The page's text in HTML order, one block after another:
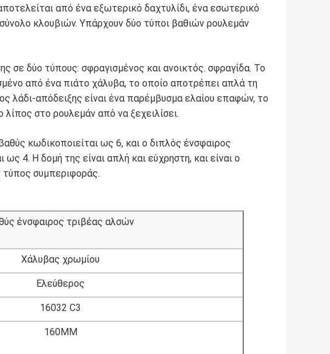
από ένα εξωτερικό δαχτυλίδι, ένα εσωτερικό
κλουβιών. Υπάρχουν δύο τύποι βαθιών ρουλεμάν
σε δύο τύπους: σφραγισμένος και ανοικτός. σφραγίδα. Το
από ένα πιάτο χάλυβα, το οποίο αποτρέπει απλά τη
λάδι-απόδειξης είναι ένα παρέμβυσμα ελαίου επαφών, το
στο ρουλεμάν από να ξεχειλίσει.
κωδικοποιείται ως 6, και ο διπλός ένσφαιρος
4. Η δομή της είναι απλή και εύχρηστη, και είναι ο
τύπος συμπεριφοράς.
ένσφαιρος τριβέας αλσών
Χάλυβας χρωμίου
Ελεύθερος
16032 C3
160MM